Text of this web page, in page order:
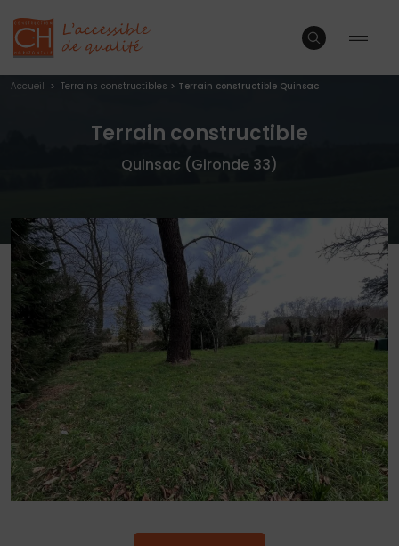
Accueil > Terrains constructibles > Terrain constructible Quinsac
Terrain constructible
Quinsac (Gironde 33)